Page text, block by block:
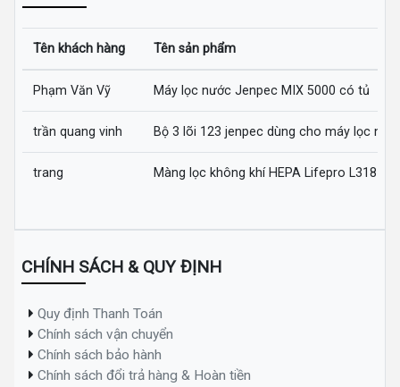
Tên khách hàng Tên sản phẩm
Phạm Văn Vỹ Máy lọc nước Jenpec MIX 5000 có tủ
trần quang vinh Bộ 3 lõi 123 jenpec dùng cho máy lọc
trang Màng lọc không khí HEPA Lifepro L318-AZ
CHÍNH SÁCH & QUY ĐỊNH
Quy định Thanh Toán
Chính sách vận chuyển
Chính sách bảo hành
Chính sách đổi trả hàng & Hoàn tiền